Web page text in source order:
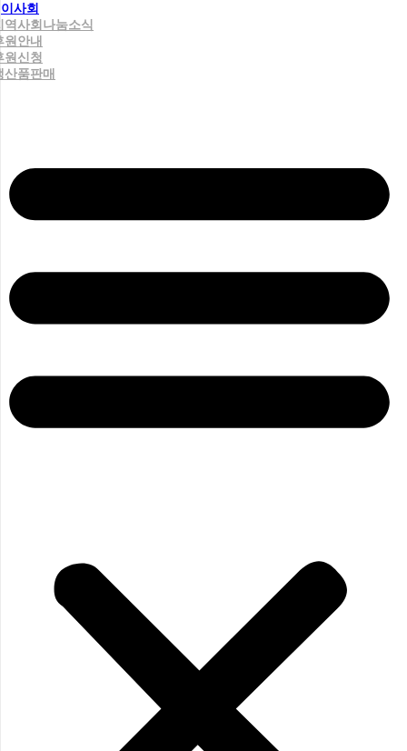
이사회
역사회나눔소식
원안내
원신청
산품판매